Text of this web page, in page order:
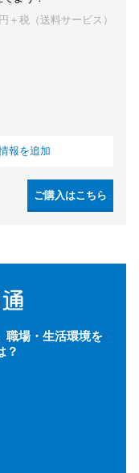
＋税（送料サービス）
報を追加
ご購入はこちら
職場・生活環境を
？